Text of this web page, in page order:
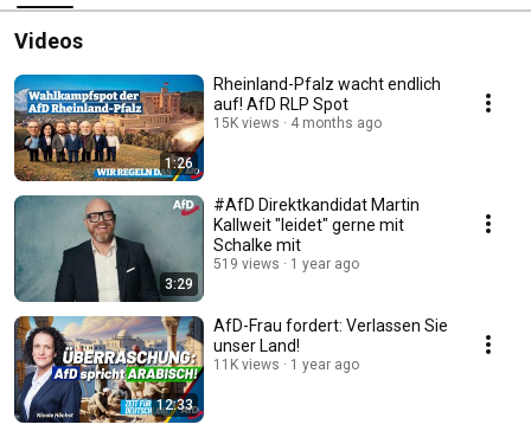
Videos
1:26
Rheinland-Pfalz wacht endlich
auf! AfD RLP Spot
15K views 4 months ago
3:29
#AfD Direktkandidat Martin
Kallweit "leidet" gerne mit
Schalke mit
519 views 1 year ago
12:33
AfD-Frau fordert: Verlassen Sie
unser Land!
11K views 1 year ago